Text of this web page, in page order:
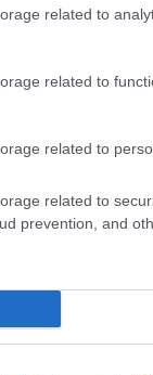
related to
related to
related to
related to
prevention, and
Η